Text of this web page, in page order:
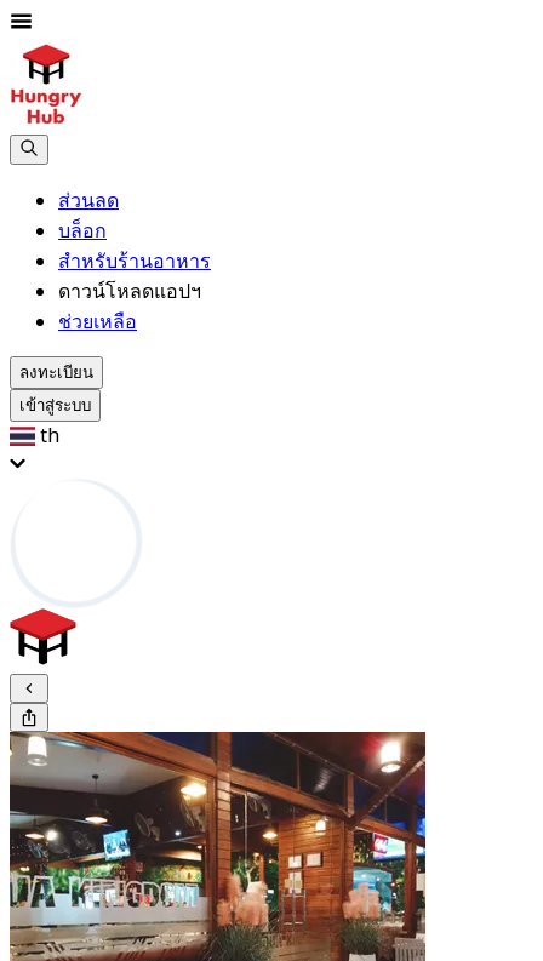
ส่วนลด
บล็อก
สำหรับร้านอาหาร
ดาวน์โหลดแอปฯ
ช่วยเหลือ
ลงทะเบียน
เข้าสู่ระบบ
th